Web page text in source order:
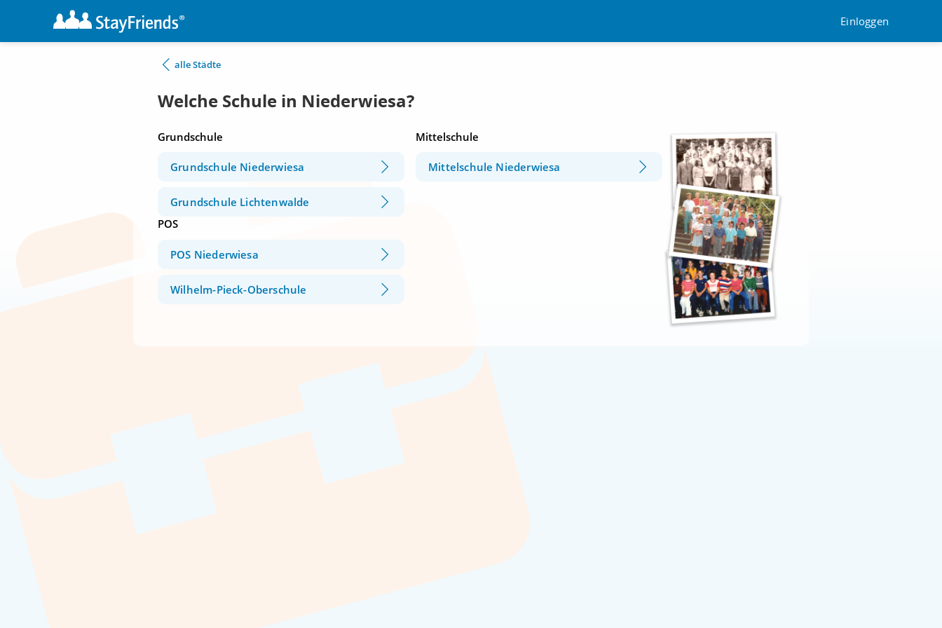
Einloggen
alle Städte
Welche Schule in Niederwiesa?
Grundschule
Grundschule Niederwiesa
Grundschule Lichtenwalde
Mittelschule
Mittelschule Niederwiesa
POS
POS Niederwiesa
Wilhelm-Pieck-Oberschule